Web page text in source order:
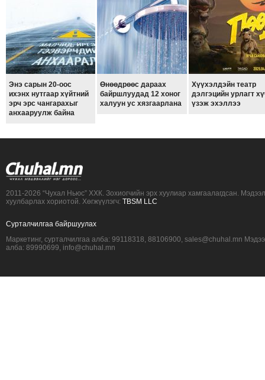
Энэ сарын 20-оос
ихэнх нутгаар хүйтний
эрч эрс чангарахыг
анхааруулж байна
Өнөөдрөөс дараах
байршлуудад 12 хоног
халуун ус хязгаарлана
Хүүхэлдэйн театр
дэлгэцийн урлагт
үзэж эхэллээ
2011-2026 “Чухал Ньюс” ХХК. Зохиогчийн эрх хуулиар хамгаалагдсан.
хуулбарлах хориотой. Хөгжүүлэгч: TBSM LLC
Сурталчилгаа байршуулах
Маркетинг, сурталчилгаа алба: 99118318, 88106900, sales@chuhal.mn
алба: 89990699, info@chuhal.mn